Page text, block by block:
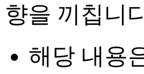
향을 끼칩니
해당 내용